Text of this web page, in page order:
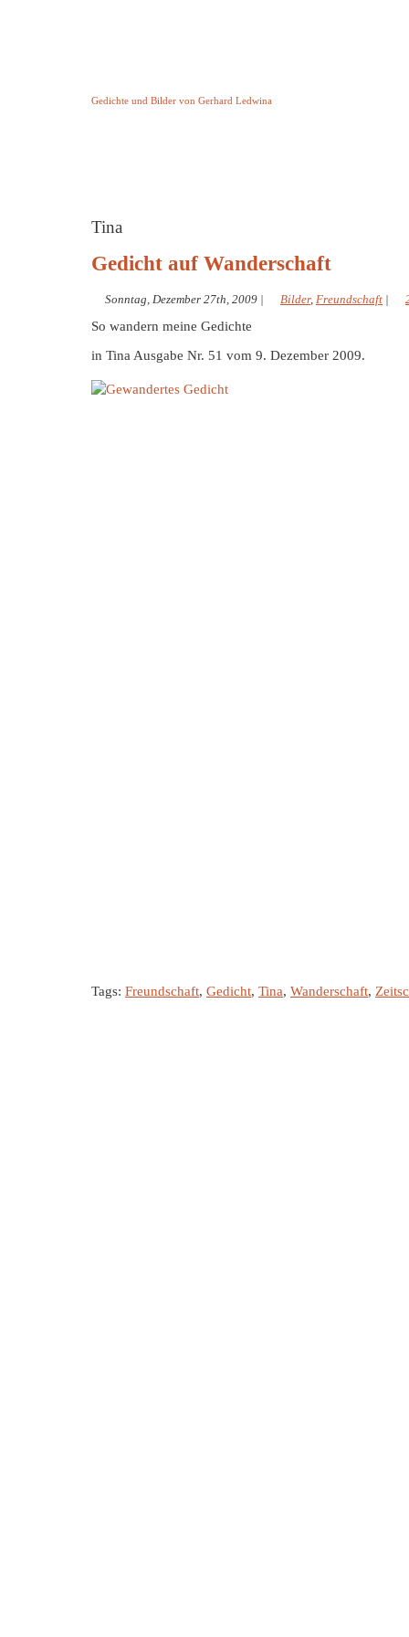
Gedichte und Bilder von Gerhard Ledwina
Tina
Gedicht auf Wanderschaft
Sonntag, Dezember 27th, 2009 | Bilder, Freundschaft |
So wandern meine Gedichte
in Tina Ausgabe Nr. 51 vom 9. Dezember 2009.
Tags: Freundschaft, Gedicht, Tina, Wanderschaft,